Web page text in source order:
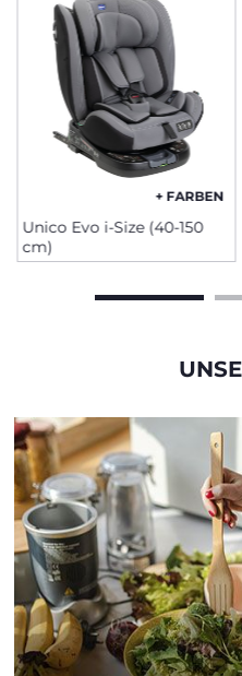
+ FARBEN
Unico Evo i-Size (40-150
cm)